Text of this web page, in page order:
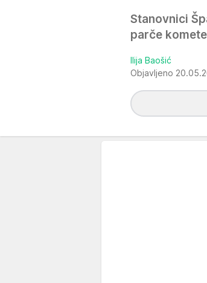
Stanovnici
parče
Ilija Baošić
Objavljeno